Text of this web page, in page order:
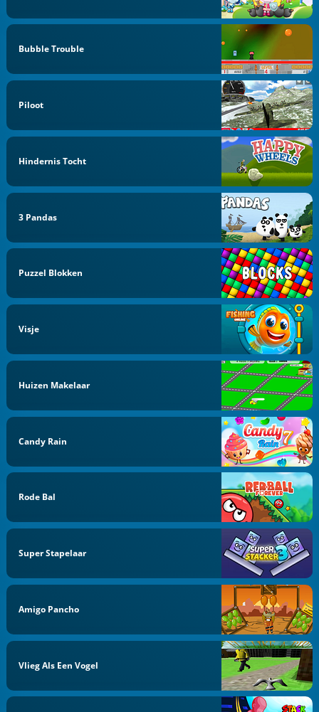
Bubble Trouble
Piloot
Hindernis Tocht
3 Pandas
Puzzel Blokken
Visje
Huizen Makelaar
Candy Rain
Rode Bal
Super Stapelaar
Amigo Pancho
Vlieg Als Een Vogel